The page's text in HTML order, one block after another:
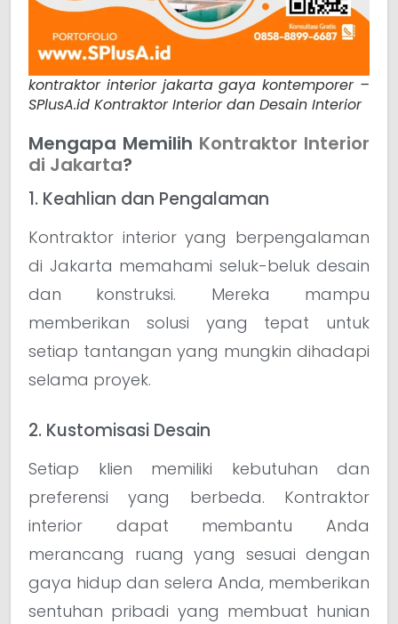
kontraktor interior jakarta gaya kontemporer –
SPlusA.id Kontraktor Interior dan Desain Interior
Mengapa Memilih Kontraktor Interior
di Jakarta?
1. Keahlian dan Pengalaman
Kontraktor interior yang berpengalaman
di Jakarta memahami seluk-beluk desain
dan konstruksi. Mereka mampu
memberikan solusi yang tepat untuk
setiap tantangan yang mungkin dihadapi
selama proyek.
2. Kustomisasi Desain
Setiap klien memiliki kebutuhan dan
preferensi yang berbeda. Kontraktor
interior dapat membantu Anda
merancang ruang yang sesuai dengan
gaya hidup dan selera Anda, memberikan
sentuhan pribadi yang membuat hunian